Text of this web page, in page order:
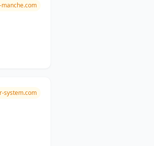
system.com